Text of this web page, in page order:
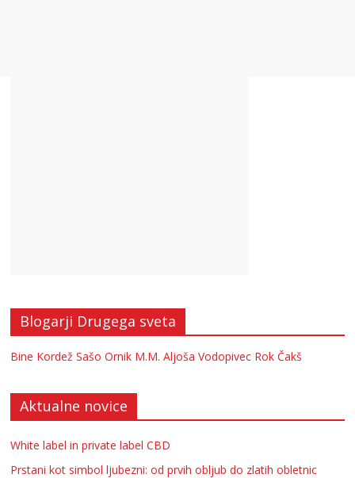
Blogarji Drugega sveta
Bine Kordež Sašo Ornik M.M. Aljoša Vodopivec Rok Čakš
Aktualne novice
White label in private label CBD
Prstani kot simbol ljubezni: od prvih obljub do zlatih obletnic